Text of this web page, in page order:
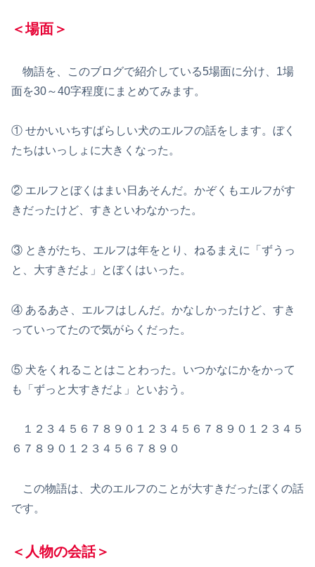
＜場面＞
物語を、このブログで紹介している5場面に分け、1場
面を30～40字程度にまとめてみます。
① せかいいちすばらしい犬のエルフの話をします。ぼく
たちはいっしょに大きくなった。
② エルフとぼくはまい日あそんだ。かぞくもエルフがす
きだったけど、すきといわなかった。
③ ときがたち、エルフは年をとり、ねるまえに「ずうっ
と、大すきだよ」とぼくはいった。
④ あるあさ、エルフはしんだ。かなしかったけど、すき
っていってたので気がらくだった。
⑤ 犬をくれることはことわった。いつかなにかをかって
も「ずっと大すきだよ」といおう。
１２３４５６７８９０１２３４５６７８９０１２３４５
６７８９０１２３４５６７８９０
この物語は、犬のエルフのことが大すきだったぼくの話
です。
＜人物の会話＞